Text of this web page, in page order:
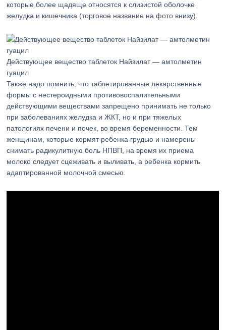
которые более щадяще относятся к слизистой оболочке
желудка и кишечника (торговое название на фото внизу).
Действующее вещество таблеток Найзилат — амтолметин
гуацил
Также надо помнить, что таблетированные лекарственные
формы с нестероидными противовоспалительными
действующими веществами запрещено принимать не только
при заболеваниях желудка и ЖКТ, но и при тяжелых
патологиях печени и почек, во время беременности. Тем
женщинам, которые кормят ребенка грудью и намерены
снимать радикулитную боль НПВП, на время их приема
молоко следует сцеживать и выливать, а ребенка кормить
адаптированной молочной смесью.